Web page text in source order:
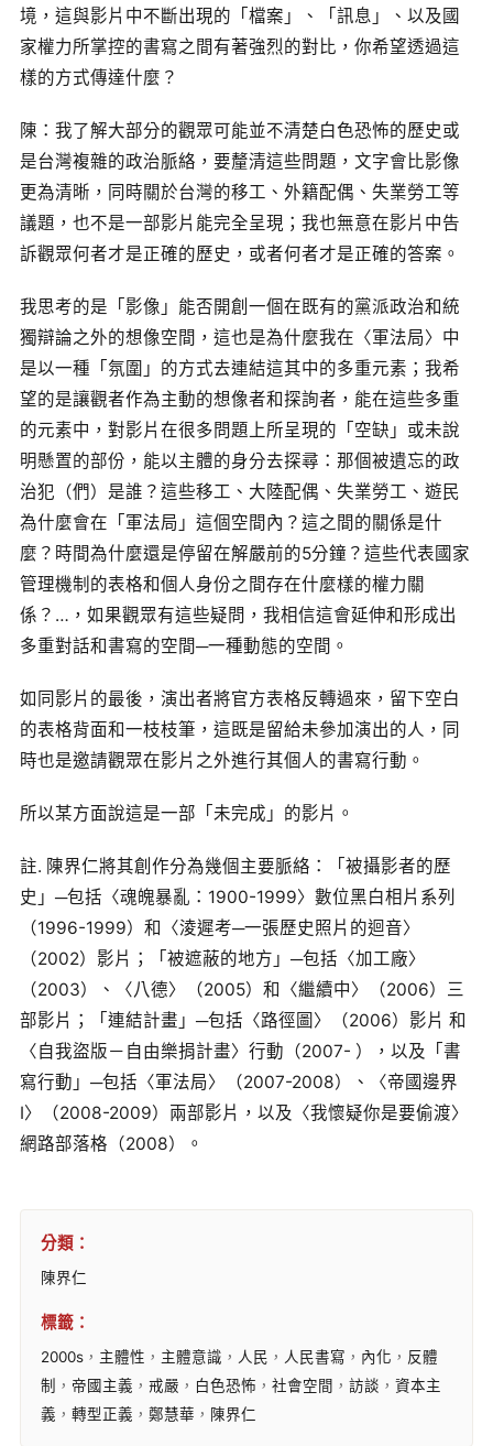
境，這與影片中不斷出現的「檔案」、「訊息」、以及國
家權力所掌控的書寫之間有著強烈的對比，你希望透過這
樣的方式傳達什麼？
陳：我了解大部分的觀眾可能並不清楚白色恐怖的歷史或
是台灣複雜的政治脈絡，要釐清這些問題，文字會比影像
更為清晰，同時關於台灣的移工、外籍配偶、失業勞工等
議題，也不是一部影片能完全呈現；我也無意在影片中告
訴觀眾何者才是正確的歷史，或者何者才是正確的答案。
我思考的是「影像」能否開創一個在既有的黨派政治和統
獨辯論之外的想像空間，這也是為什麼我在〈軍法局〉中
是以一種「氛圍」的方式去連結這其中的多重元素；我希
望的是讓觀者作為主動的想像者和探詢者，能在這些多重
的元素中，對影片在很多問題上所呈現的「空缺」或未說
明懸置的部份，能以主體的身分去探尋：那個被遺忘的政
治犯（們）是誰？這些移工、大陸配偶、失業勞工、遊民
為什麼會在「軍法局」這個空間內？這之間的關係是什
麼？時間為什麼還是停留在解嚴前的5分鐘？這些代表國家
管理機制的表格和個人身份之間存在什麼樣的權力關
係？…，如果觀眾有這些疑問，我相信這會延伸和形成出
多重對話和書寫的空間─一種動態的空間。
如同影片的最後，演出者將官方表格反轉過來，留下空白
的表格背面和一枝枝筆，這既是留給未參加演出的人，同
時也是邀請觀眾在影片之外進行其個人的書寫行動。
所以某方面說這是一部「未完成」的影片。
註. 陳界仁將其創作分為幾個主要脈絡：「被攝影者的歷
史」─包括〈魂魄暴亂：1900-1999〉數位黑白相片系列
（1996-1999）和〈淩遲考─一張歷史照片的迴音〉
（2002）影片；「被遮蔽的地方」─包括〈加工廠〉
（2003）、〈八德〉（2005）和〈繼續中〉（2006）三
部影片；「連結計畫」─包括〈路徑圖〉（2006）影片 和
〈自我盜版－自由樂捐計畫〉行動（2007- ），以及「書
寫行動」─包括〈軍法局〉（2007-2008）、〈帝國邊界
I〉（2008-2009）兩部影片，以及〈我懷疑你是要偷渡〉
網路部落格（2008）。
分類：
陳界仁
標籤：
2000s ， 主體性 ， 主體意識 ， 人民 ， 人民書寫 ， 內化 ， 反體
制 ， 帝國主義 ， 戒嚴 ， 白色恐怖 ， 社會空間 ， 訪談 ， 資本主
義 ， 轉型正義 ， 鄭慧華 ， 陳界仁